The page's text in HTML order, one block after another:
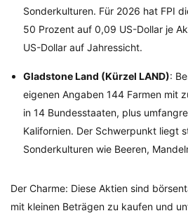
Sonderkulturen. Für 2026 hat FPI
50 Prozent auf 0,09 US-Dollar je
US-Dollar auf Jahressicht.
Gladstone Land (Kürzel LAND):
eigenen Angaben 144 Farmen mit
in 14 Bundesstaaten, plus
Kalifornien. Der Schwerpunkt liegt
Sonderkulturen wie Beeren,
Der Charme: Diese Aktien sind
mit kleinen Beträgen zu kaufen und